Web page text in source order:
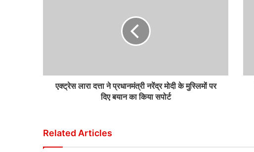
एक्ट्रेस लारा दत्ता ने प्रधानमंत्री नरेंद्र मोदी के मुस्लिमों पर
दिए बयान का किया सपोर्ट
Related Articles